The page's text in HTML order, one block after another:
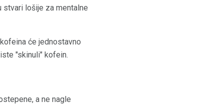
stvari lošije za mentalne
će jednostavno
"skinuli" kofein.
a ne nagle